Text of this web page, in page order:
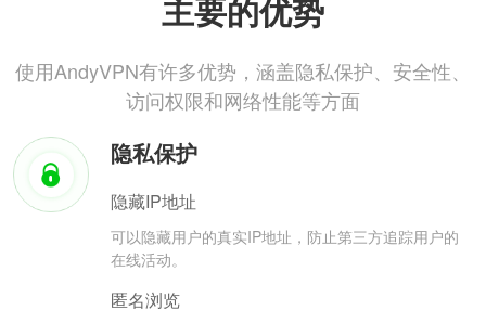
主要的优势
使用AndyVPN有许多优势，涵盖隐私保护、安全性、
访问权限和网络性能等方面
隐私保护
隐藏IP地址
可以隐藏用户的真实IP地址，防止第三方追踪用户的
在线活动。
匿名浏览